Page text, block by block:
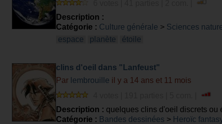
Description :
Catégorie : Culture générale > Sciences
espace
planète étoile
clins d'oeil dans "Lanfeust"
Par lembrouille il y a 14 ans et 11 mois
Description : quelques clins d'oeil discrets ou
Catégorie : Bandes dessinées > Heroïc